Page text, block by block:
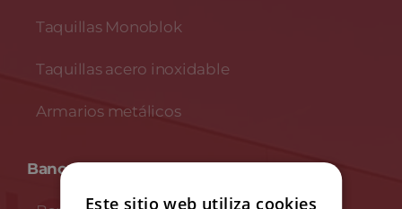
Taquillas Monoblok
Taquillas acero inoxidable
Armarios metálicos
Bancos
Este sitio web utiliza cookies